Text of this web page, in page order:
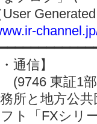
User
通信】
(9746 東証1
所と地方公
ト「FXシリ